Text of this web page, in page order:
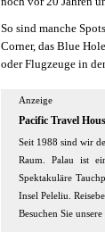
So sind manche
Corner, das Blue
oder Flugzeuge in
Anzeige
Pacific Travel
Seit 1988 sind wir
Raum. Palau ist
Spektakuläre
Insel Peleliu.
Besuchen Sie